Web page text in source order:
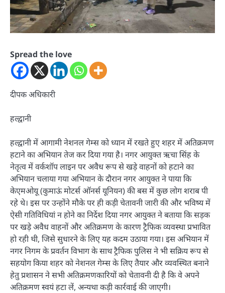
Spread the love
दीपक अधिकारी
हल्द्वानी
हल्द्वानी में आगामी नेशनल गेम्स को ध्यान में रखते हुए शहर में अतिक्रमण
हटाने का अभियान तेज कर दिया गया है। नगर आयुक्त ऋचा सिंह के
नेतृत्व में वर्कशॉप लाइन पर अवैध रूप से खड़े वाहनों को हटाने का
अभियान चलाया गया अभियान के दौरान नगर आयुक्त ने पाया कि
केएमओयू (कुमाऊं मोटर्स ऑनर्स यूनियन) की बस में कुछ लोग शराब पी
रहे थे। इस पर उन्होंने मौके पर ही कड़ी चेतावनी जारी की और भविष्य में
ऐसी गतिविधियां न होने का निर्देश दिया नगर आयुक्त ने बताया कि सड़क
पर खड़े अवैध वाहनों और अतिक्रमण के कारण ट्रैफिक व्यवस्था प्रभावित
हो रही थी, जिसे सुधारने के लिए यह कदम उठाया गया। इस अभियान में
नगर निगम के प्रवर्तन विभाग के साथ ट्रैफिक पुलिस ने भी सक्रिय रूप से
सहयोग किया शहर को नेशनल गेम्स के लिए तैयार और व्यवस्थित बनाने
हेतु प्रशासन ने सभी अतिक्रमणकारियों को चेतावनी दी है कि वे अपने
अतिक्रमण स्वयं हटा लें, अन्यथा कड़ी कार्रवाई की जाएगी।